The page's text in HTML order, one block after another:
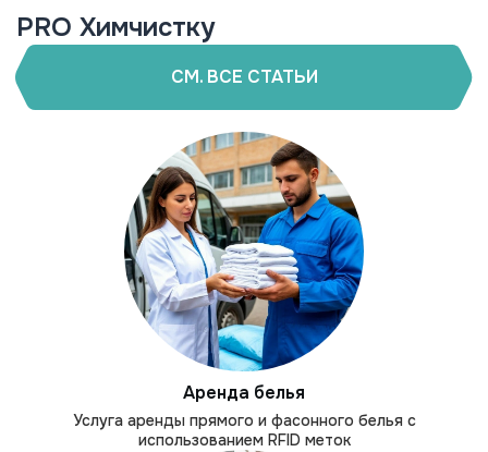
PRO Химчистку
СМ. ВСЕ СТАТЬИ
Аренда белья
Услуга аренды прямого и фасонного белья с
использованием RFID меток